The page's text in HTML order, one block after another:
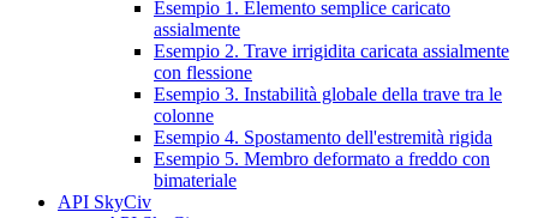
Esempio 1. Elemento semplice caricato
assialmente
Esempio 2. Trave irrigidita caricata assialmente
con flessione
Esempio 3. Instabilità globale della trave tra le
colonne
Esempio 4. Spostamento dell'estremità rigida
Esempio 5. Membro deformato a freddo con
bimateriale
API SkyCiv